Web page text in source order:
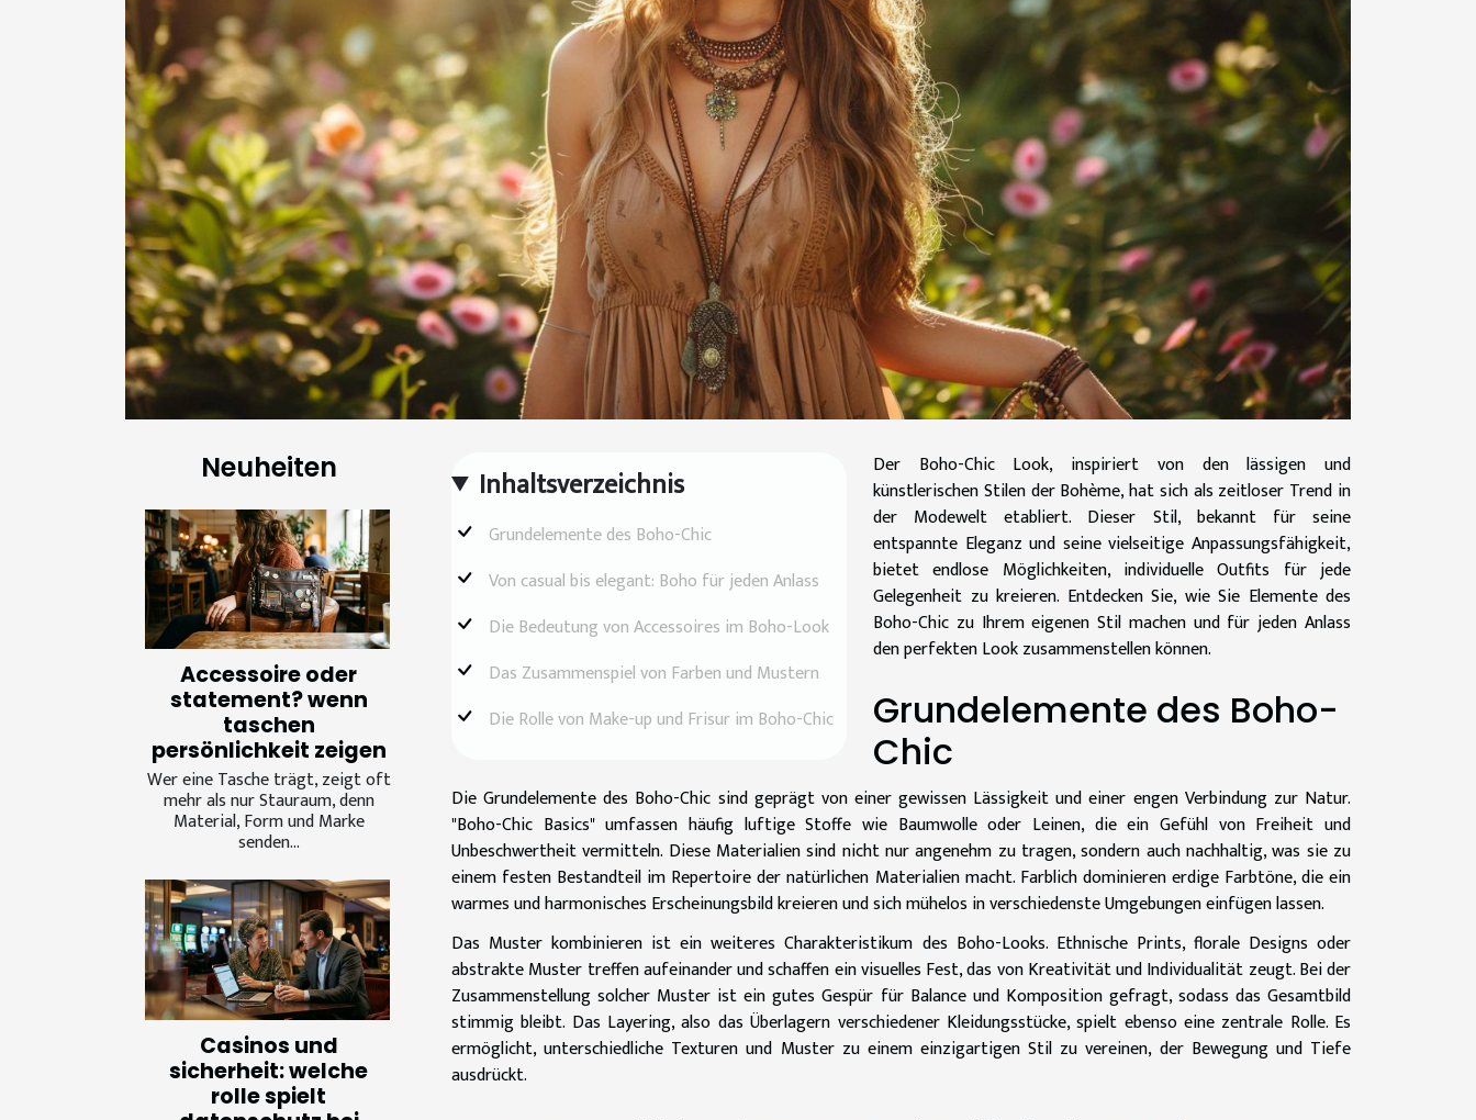
Neuheiten
Accessoire oder
statement? wenn
taschen
persönlichkeit zeigen
Wer eine Tasche trägt, zeigt oft
mehr als nur Stauraum, denn
Material, Form und Marke
senden...
Casinos und
sicherheit: welche
rolle spielt
Inhaltsverzeichnis
Grundelemente des Boho-Chic
Von casual bis elegant: Boho für jeden Anlass
Die Bedeutung von Accessoires im Boho-Look
Das Zusammenspiel von Farben und Mustern
Die Rolle von Make-up und Frisur im Boho-Chic
Der Boho-Chic Look, inspiriert von den lässigen und
künstlerischen Stilen der Bohème, hat sich als zeitloser Trend in
der Modewelt etabliert. Dieser Stil, bekannt für seine
entspannte Eleganz und seine vielseitige Anpassungsfähigkeit,
bietet endlose Möglichkeiten, individuelle Outfits für jede
Gelegenheit zu kreieren. Entdecken Sie, wie Sie Elemente des
Boho-Chic zu Ihrem eigenen Stil machen und für jeden Anlass
den perfekten Look zusammenstellen können.
Grundelemente des Boho-
Chic
Die Grundelemente des Boho-Chic sind geprägt von einer gewissen Lässigkeit und einer engen Verbindung zur Natur.
"Boho-Chic Basics" umfassen häufig luftige Stoffe wie Baumwolle oder Leinen, die ein Gefühl von Freiheit und
Unbeschwertheit vermitteln. Diese Materialien sind nicht nur angenehm zu tragen, sondern auch nachhaltig, was sie zu
einem festen Bestandteil im Repertoire der natürlichen Materialien macht. Farblich dominieren erdige Farbtöne, die ein
warmes und harmonisches Erscheinungsbild kreieren und sich mühelos in verschiedenste Umgebungen einfügen lassen.
Das Muster kombinieren ist ein weiteres Charakteristikum des Boho-Looks. Ethnische Prints, florale Designs oder
abstrakte Muster treffen aufeinander und schaffen ein visuelles Fest, das von Kreativität und Individualität zeugt. Bei der
Zusammenstellung solcher Muster ist ein gutes Gespür für Balance und Komposition gefragt, sodass das Gesamtbild
stimmig bleibt. Das Layering, also das Überlagern verschiedener Kleidungsstücke, spielt ebenso eine zentrale Rolle. Es
ermöglicht, unterschiedliche Texturen und Muster zu einem einzigartigen Stil zu vereinen, der Bewegung und Tiefe
ausdrückt.